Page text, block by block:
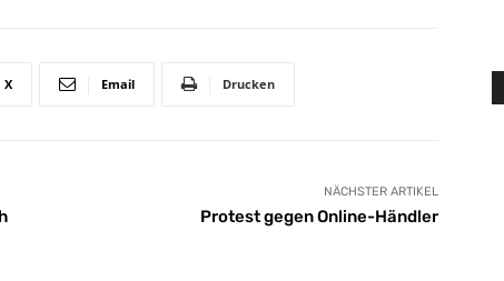
X Email Drucken
NÄCHSTER ARTIKEL
Protest gegen Online-Händler